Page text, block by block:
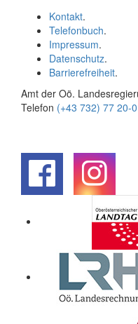
Kontakt.
Telefonbuch.
Impressum.
Datenschutz.
Barrierefreiheit.
Amt der Oö.
Telefon (+43 732) 77 20-0